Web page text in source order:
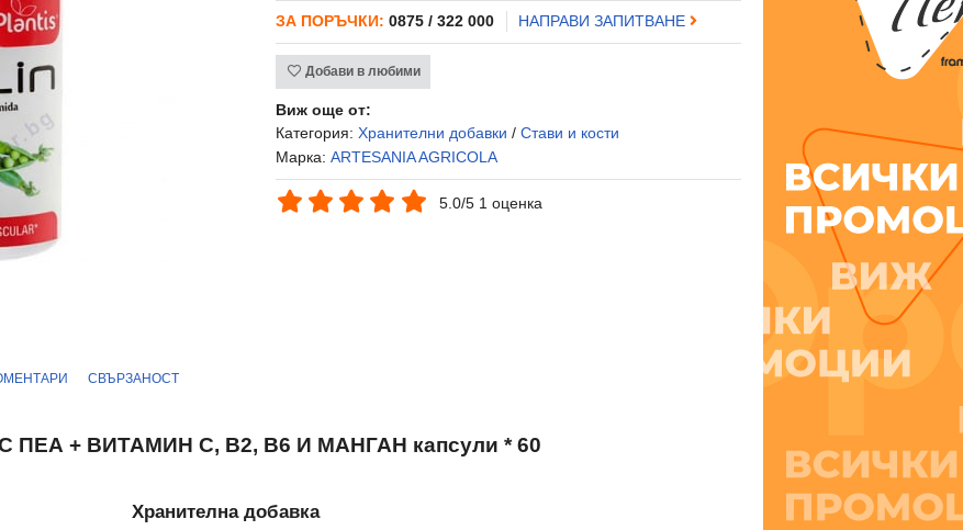
ЗА ПОРЪЧКИ: 0875 / 322 000 НАПРАВИ ЗАПИТВАНЕ
Добави в любими
Виж още от:
Категория:Хранителни добавки /Стави и кости
Марка:ARTESANIA AGRICOLA
5.0/5 1 оценка
СВЪРЗАНОСТ
ПЕА + ВИТАМИН C, B2, B6 И МАНГАН капсули * 60
Хранителна добавка